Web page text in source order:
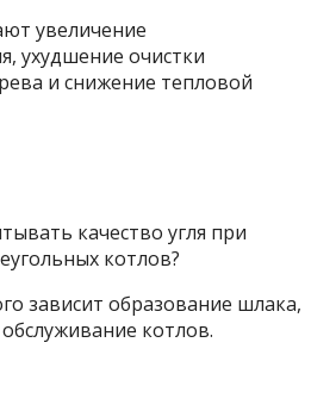
увеличение
ухудшение очистки
и снижение тепловой
качество угля при
котлов?
зависит образование шлака,
котлов.